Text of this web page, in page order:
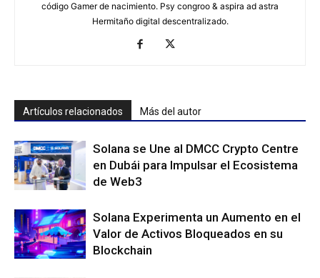
código Gamer de nacimiento. Psy congroo & aspira ad astra
Hermitaño digital descentralizado.
Artículos relacionados Más del autor
Solana se Une al DMCC Crypto Centre
en Dubái para Impulsar el Ecosistema
de Web3
Solana Experimenta un Aumento en el
Valor de Activos Bloqueados en su
Blockchain